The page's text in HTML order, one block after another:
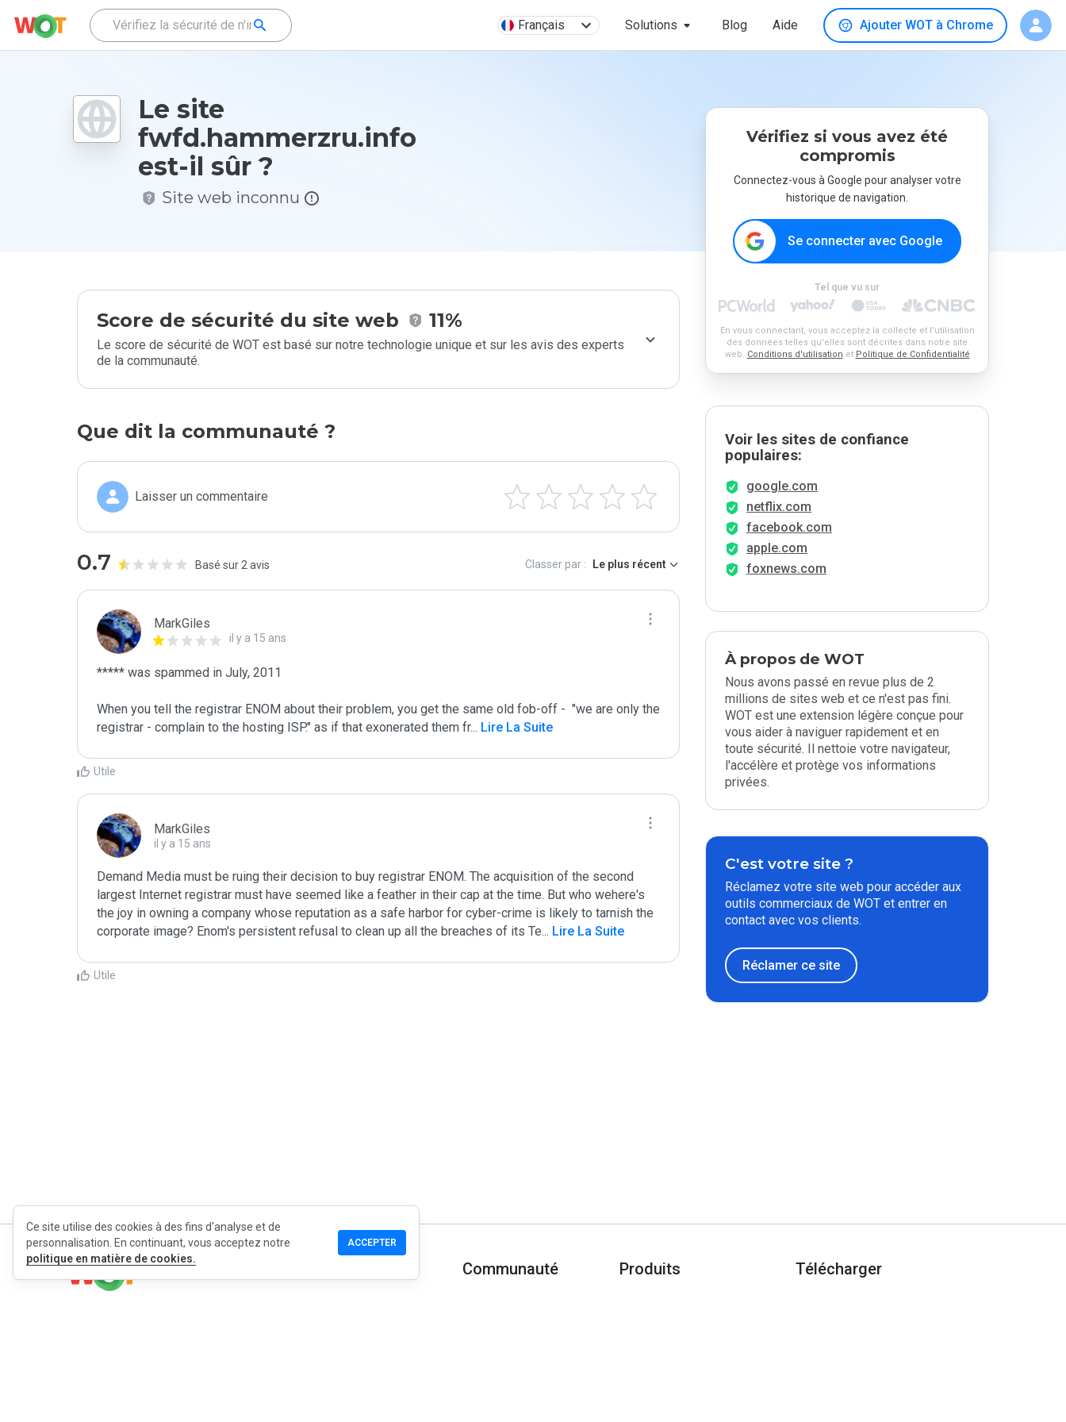
Français Solutions Blog Aide Ajouter WOT à Chrome
Le site
fwfd.hammerzru.info
est-il sûr ?
Site web inconnu
Score de sécurité du site web 11%
Le score de sécurité de WOT est basé sur notre technologie unique et sur les avis des experts
de la communauté.
Que dit la communauté ?
Laisser un commentaire
0.7 Basé sur 2 avis Classer par : Le plus récent
MarkGiles
il y a 15 ans
***** was spammed in July, 2011
When you tell the registrar ENOM about their problem, you get the same old fob-off -  "we are only the
registrar - complain to the hosting ISP." as if that exonerated them fr... Lire La Suite
Utile
MarkGiles
il y a 15 ans
Demand Media must be ruing their decision to buy registrar ENOM. The acquisition of the second
largest Internet registrar must have seemed like a feather in their cap at the time. But who wehere's
the joy in owning a company whose reputation as a safe harbor for cyber-crime is likely to tarnish the
corporate image? Enom's persistent refusal to clean up all the breaches of its Te... Lire La Suite
Utile
Vérifiez si vous avez été
compromis
Connectez-vous à Google pour analyser votre
historique de navigation.
Se connecter avec Google
Tel que vu sur
En vous connectant, vous acceptez la collecte et l'utilisation
des données telles qu'elles sont décrites dans notre site
web. Conditions d'utilisation et Politique de Confidentialité
Voir les sites de confiance
populaires:
google.com
netflix.com
facebook.com
apple.com
foxnews.com
À propos de WOT
Nous avons passé en revue plus de 2
millions de sites web et ce n'est pas fini.
WOT est une extension légère conçue pour
vous aider à naviguer rapidement et en
toute sécurité. Il nettoie votre navigateur,
l'accélère et protège vos informations
privées.
C'est votre site ?
Réclamez votre site web pour accéder aux
outils commerciaux de WOT et entrer en
contact avec vos clients.
Réclamer ce site
Communauté Produits Télécharger
Ce site utilise des cookies à des fins d'analyse et de
personnalisation. En continuant, vous acceptez notre
politique en matière de cookies.
ACCEPTER